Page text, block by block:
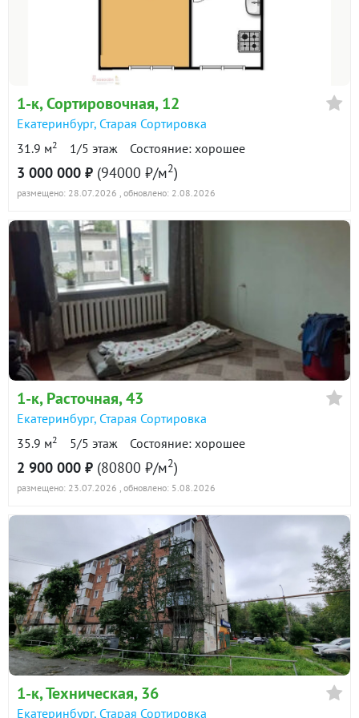
Показать всю историю: 30 предложений →
1-к, Сортировочная, 12
Екатеринбург, Старая Сортировка
31.9 м2 1/5 этаж Состояние: хорошее
3 000 000 ₽ (94000 ₽/м2)
размещено: 28.07.2026 , обновлено: 2.08.2026
1-к, Расточная, 43
Екатеринбург, Старая Сортировка
35.9 м2 5/5 этаж Состояние: хорошее
2 900 000 ₽ (80800 ₽/м2)
размещено: 23.07.2026 , обновлено: 5.08.2026
1-к, Техническая, 36
Екатеринбург, Старая Сортировка